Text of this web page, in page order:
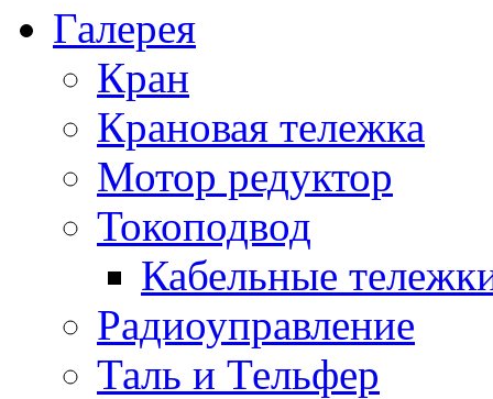
Галерея
Кран
Крановая тележка
Мотор редуктор
Токоподвод
Кабельные
Радиоуправление
Таль и Тельфер